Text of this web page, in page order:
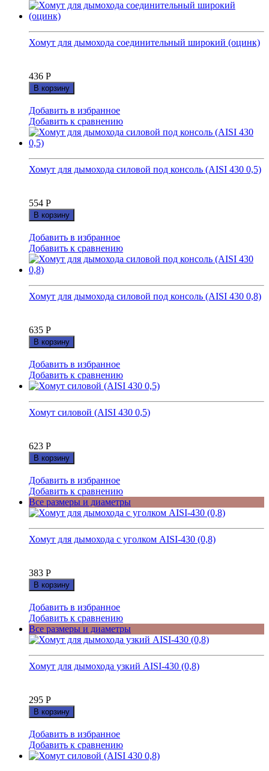
Хомут для дымохода соединительный широкий (оцинк)
436 Р
В корзину
Добавить в избранное
Добавить к сравнению
Хомут для дымохода силовой под консоль (AISI 430 0,5)
554 Р
В корзину
Добавить в избранное
Добавить к сравнению
Хомут для дымохода силовой под консоль (AISI 430 0,8)
635 Р
В корзину
Добавить в избранное
Добавить к сравнению
Хомут силовой (AISI 430 0,5)
623 Р
В корзину
Добавить в избранное
Добавить к сравнению
Все размеры и диаметры
Хомут для дымохода с уголком AISI-430 (0,8)
383 Р
В корзину
Добавить в избранное
Добавить к сравнению
Все размеры и диаметры
Хомут для дымохода узкий AISI-430 (0,8)
295 Р
В корзину
Добавить в избранное
Добавить к сравнению